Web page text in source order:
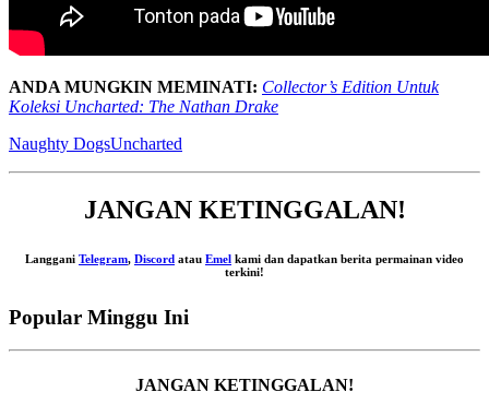
ANDA MUNGKIN MEMINATI: Collector’s Edition Untuk
Koleksi Uncharted: The Nathan Drake
Naughty DogsUncharted
JANGAN KETINGGALAN!
Langgani Telegram, Discord atau Emel kami dan dapatkan berita permainan video
terkini!
Popular Minggu Ini
JANGAN KETINGGALAN!